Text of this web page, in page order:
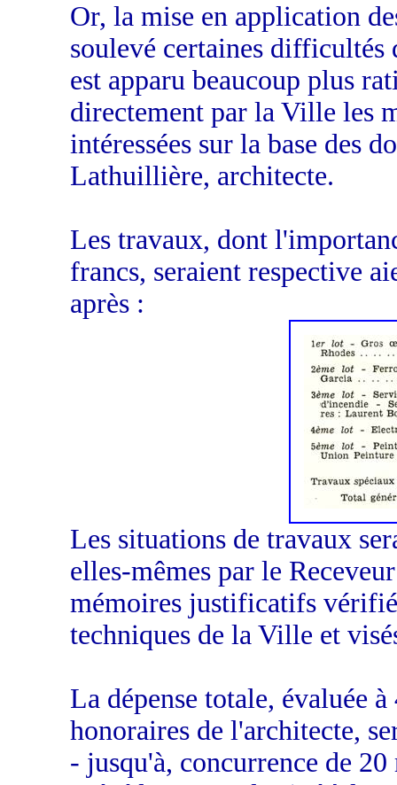
Or, la mise en application
soulevé certaines
est apparu beaucoup plus
directement par la Ville les
intéressées sur la base des
Lathuillière, architecte.
Les travaux, dont
francs, seraient respective
après :
Les situations de travaux
elles-mêmes par le
mémoires justificatifs
techniques de la Ville et
La dépense totale, évaluée
honoraires de l'architecte,
- jusqu'à, concurrence de